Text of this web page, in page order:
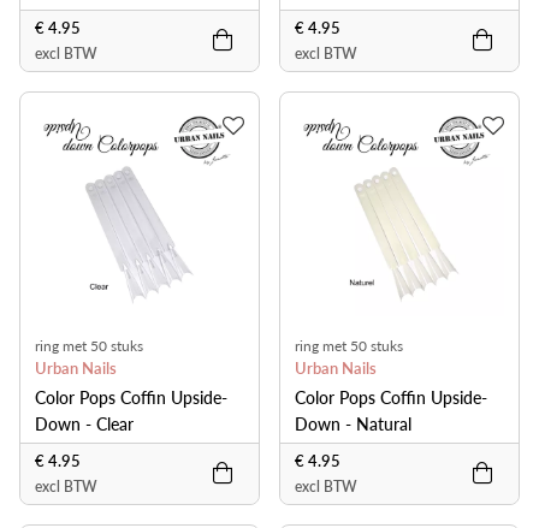
€ 4.95
excl BTW
€ 4.95
excl BTW
ring met 50 stuks
Urban Nails
Color Pops Coffin Upside-
Down - Clear
€ 4.95
excl BTW
ring met 50 stuks
Urban Nails
Color Pops Coffin Upside-
Down - Natural
€ 4.95
excl BTW